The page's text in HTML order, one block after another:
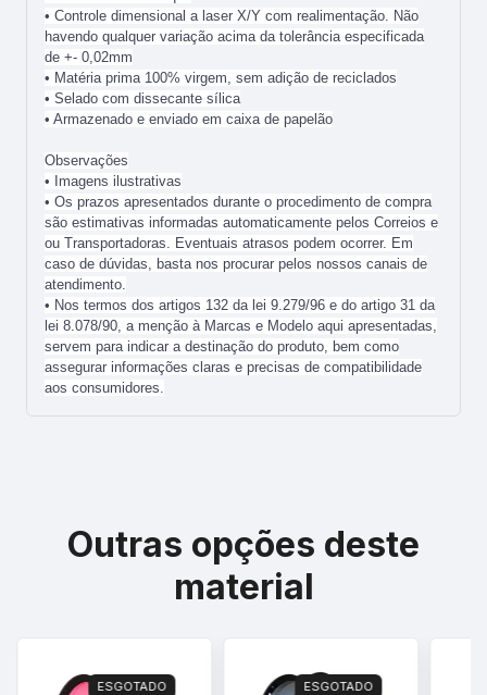
• Controle dimensional a laser X/Y com realimentação. Não
havendo qualquer variação acima da tolerância especificada
de +- 0,02mm
• Matéria prima 100% virgem, sem adição de reciclados
• Selado com dissecante sílica
• Armazenado e enviado em caixa de papelão
Observações
• Imagens ilustrativas
• Os prazos apresentados durante o procedimento de compra
são estimativas informadas automaticamente pelos Correios e
ou Transportadoras. Eventuais atrasos podem ocorrer. Em
caso de dúvidas, basta nos procurar pelos nossos canais de
atendimento.
• Nos termos dos artigos 132 da lei 9.279/96 e do artigo 31 da
lei 8.078/90, a menção à Marcas e Modelo aqui apresentadas,
servem para indicar a destinação do produto, bem como
assegurar informações claras e precisas de compatibilidade
aos consumidores.
Outras opções deste
material
ESGOTADO ESGOTADO